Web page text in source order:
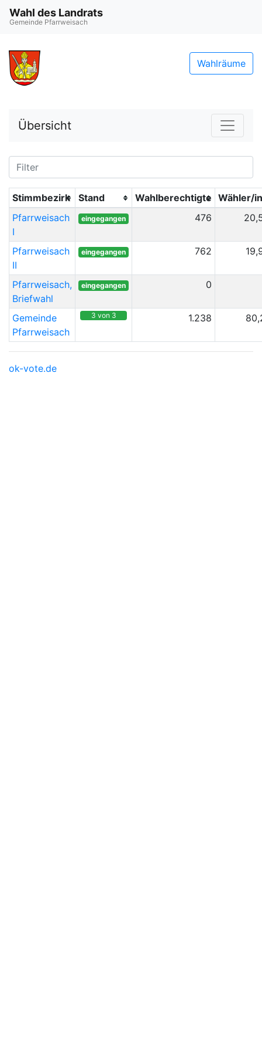
Wahl des Landrats
Gemeinde Pfarrweisach
Wahlräume
Übersicht
Stimmbezirk Stand Wahlberechtigte Wähler/
Pfarrweisach
I
eingegangen 476
Pfarrweisach
II
eingegangen 762
Pfarrweisach,
Briefwahl
eingegangen 0
Gemeinde
Pfarrweisach
3 von 3 1.238
ok-vote.de